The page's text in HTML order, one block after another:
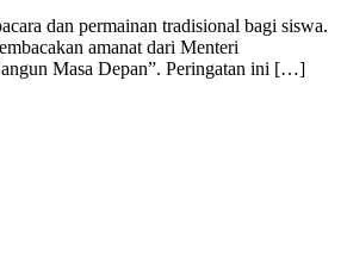
dan permainan tradisional bagi siswa.
amanat dari Menteri
Masa Depan”. Peringatan ini […]